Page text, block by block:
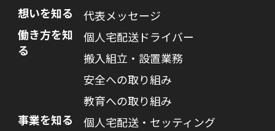
想いを知る
代表メッセージ
働き方を知
る
個人宅配送ドライバー
搬入組立・設置業務
安全への取り組み
教育への取り組み
事業を知る
個人宅配送・セッティング